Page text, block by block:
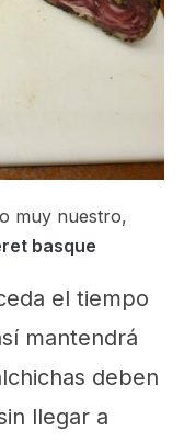
muy nuestro,
basque
el tiempo
mantendrá
deben
llegar a